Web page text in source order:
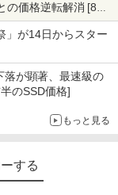
の価格逆転解消 [8月
」が14日からスター
が顕著、最速級の
半のSSD価格]
もっと見る
する